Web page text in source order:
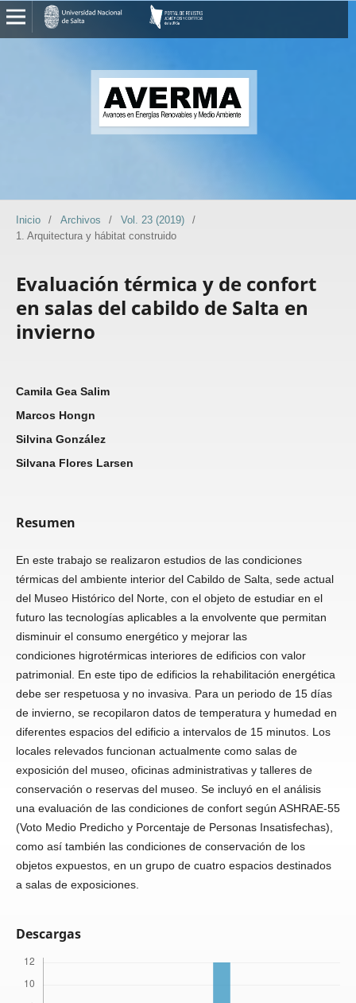
Inicio / Archivos / Vol. 23 (2019)
/
1. Arquitectura y hábitat construido
Evaluación térmica y de confort
en salas del cabildo de Salta en
invierno
Camila Gea Salim
Marcos Hongn
Silvina González
Silvana Flores Larsen
Resumen
En este trabajo se realizaron estudios de las condiciones
térmicas del ambiente interior del Cabildo de Salta, sede actual
del Museo Histórico del Norte, con el objeto de estudiar en el
futuro las tecnologías aplicables a la envolvente que permitan
disminuir el consumo energético y mejorar las
condiciones higrotérmicas interiores de edificios con valor
patrimonial. En este tipo de edificios la rehabilitación energética
debe ser respetuosa y no invasiva. Para un periodo de 15 días
de invierno, se recopilaron datos de temperatura y humedad en
diferentes espacios del edificio a intervalos de 15 minutos. Los
locales relevados funcionan actualmente como salas de
exposición del museo, oficinas administrativas y talleres de
conservación o reservas del museo. Se incluyó en el análisis
una evaluación de las condiciones de confort según ASHRAE-55
(Voto Medio Predicho y Porcentaje de Personas Insatisfechas),
como así también las condiciones de conservación de los
objetos expuestos, en un grupo de cuatro espacios destinados
a salas de exposiciones.
Descargas